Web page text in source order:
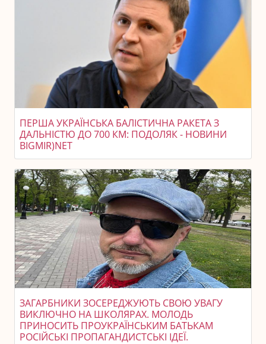
ПЕРША УКРАЇНСЬКА БАЛІСТИЧНА РАКЕТА З
ДАЛЬНІСТЮ ДО 700 КМ: ПОДОЛЯК - НОВИНИ
BIGMIR)NET
ЗАГАРБНИКИ ЗОСЕРЕДЖУЮТЬ СВОЮ УВАГУ
ВИКЛЮЧНО НА ШКОЛЯРАХ. МОЛОДЬ
ПРИНОСИТЬ ПРОУКРАЇНСЬКИМ БАТЬКАМ
РОСІЙСЬКІ ПРОПАГАНДИСТСЬКІ ІДЕЇ.